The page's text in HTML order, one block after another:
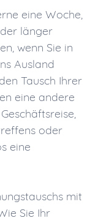
eine Woche,
länger
wenn Sie in
Ausland
Tausch Ihrer
eine andere
oder
eine
mit
Sie Ihr